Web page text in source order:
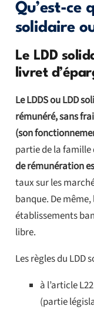
Qu’est-ce
solidaire
Le LDD
livret
Le LDDS ou LDD
rémunéré, sans
(son
partie de la
de rémunération
taux sur les
banque. De
établissements
libre.
Les règles du LDD
à l’article
(partie